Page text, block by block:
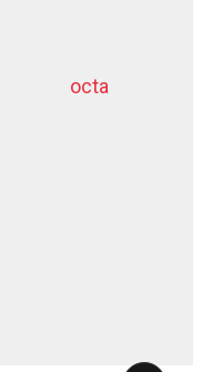
octa
dziļurbums